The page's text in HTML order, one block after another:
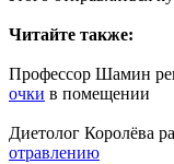
Читайте также:
Профессор Шамин
очки в помещении
Диетолог Королёва
отравлению